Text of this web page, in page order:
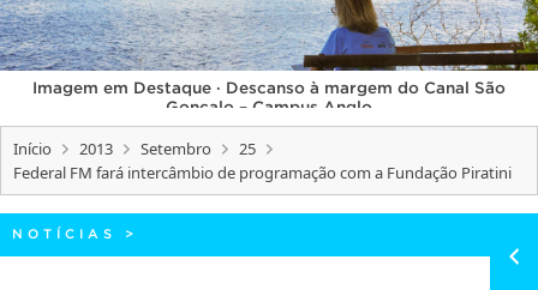
EDITAIS
INTERNACIONAL
OUVIDORIA
PORTARIAS
TELEFONES
Imagem em Destaque · Descanso à margem do Canal São
Gonçalo – Campus Anglo
Início 2013 Setembro
25
Federal FM fará intercâmbio de programação com a Fundação Piratini
NOTÍCIAS >